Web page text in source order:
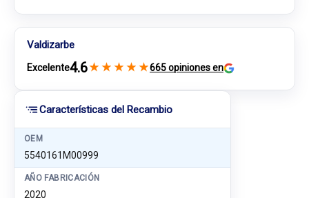
Características del Recambio
OEM
5540161M00999
AÑO FABRICACIÓN
2020
Valdizarbe
Excelente4.6★ ★ ★ ★ ★665 opiniones en